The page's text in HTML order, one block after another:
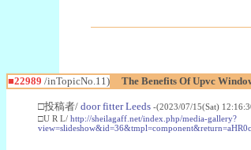
■22989 /inTopicNo.11) The Benefits Of Upvc
□投稿者/ door fitter Leeds -(2023/07/15(Sat)
□U R L/ http://sheilagaff.net/index.php/media-gallery?